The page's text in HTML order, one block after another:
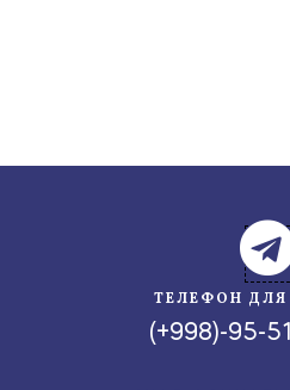
ТЕЛЕФОН ДЛЯ
(+998)-95-